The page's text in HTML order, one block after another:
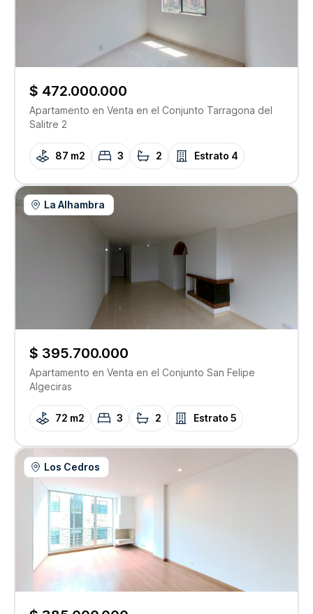
$ 472.000.000
Apartamento en Venta en el Conjunto Tarragona del
Salitre 2
87 m2 3 2 Estrato 4
La Alhambra
$ 395.700.000
Apartamento en Venta en el Conjunto San Felipe
Algeciras
72 m2 3 2 Estrato 5
Los Cedros